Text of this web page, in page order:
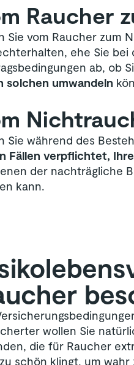
Raucher
Sie vom Raucher zum
ehe Sie bei
ab, ob
solchen umwandeln
Sie während des
Fällen verpflichtet,
der nachträgliche
kann.
wollen Sie
die für Raucher
schön klingt, um